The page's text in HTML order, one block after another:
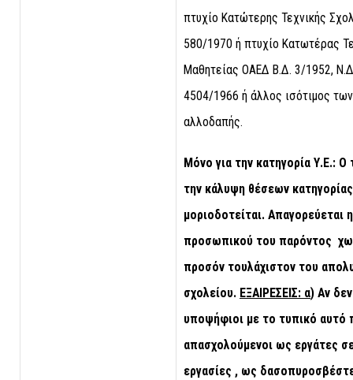
πτυχίο Κατώτερης Τεχνικής
580/1970 ή πτυχίο Κατωτέρας
Μαθητείας ΟΑΕΔ Β.Δ. 3/1952,
4504/1966 ή άλλος ισότιμος
αλλοδαπής.
Μόνο για την κατηγορία Υ.Ε.: Ο
την κάλυψη θέσεων
μοριοδοτείται. Απαγορεύεται
προσωπικού του παρόντος
προσόν τουλάχιστον του
σχολείου. ΕΞΑΙΡΕΣΕΙΣ: α) Αν
υποψήφιοι με το τυπικό αυτό
απασχολούμενοι ως εργάτες
εργασίες , ως